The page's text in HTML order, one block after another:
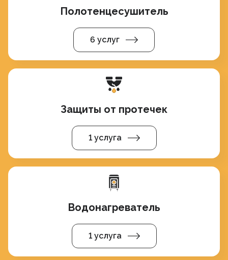
Полотенцесушитель
6 услуг
Защиты от протечек
1 услуга
Водонагреватель
1 услуга